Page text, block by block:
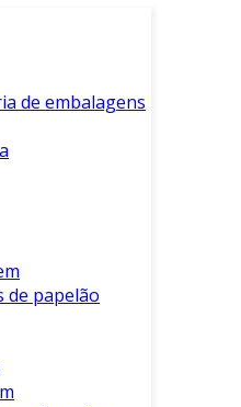
partir de fontes
: A
ser reciclada
o desperdício.
de impressão
do
papel pode ser
suportar
ao mesmo
de embalagens
de papelão